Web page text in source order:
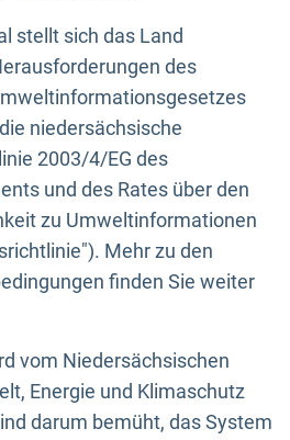
stellt sich das Land
des
niedersächsische
2003/4/EG des
und des Rates über den
zu Umweltinformationen
Mehr zu den
finden Sie weiter
vom Niedersächsischen
Energie und Klimaschutz
darum bemüht, das System